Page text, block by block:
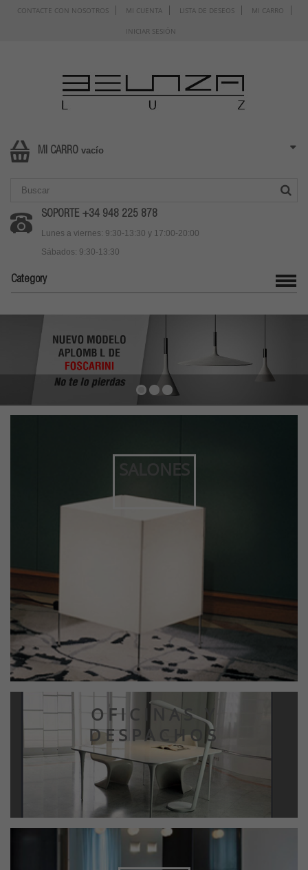
CONTACTE CON NOSOTROS MI CUENTA LISTA DE DESEOS MI CARRO
INICIAR SESIÓN
MI CARRO vacío
SOPORTE +34 948 225 878
Lunes a viernes: 9:30-13:30 y 17:00-20:00
Sábados: 9:30-13:30
Category
SALONES
OFICINAS Y
DESPACHOS